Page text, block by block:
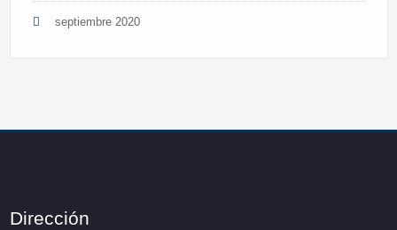
septiembre 2020
Dirección